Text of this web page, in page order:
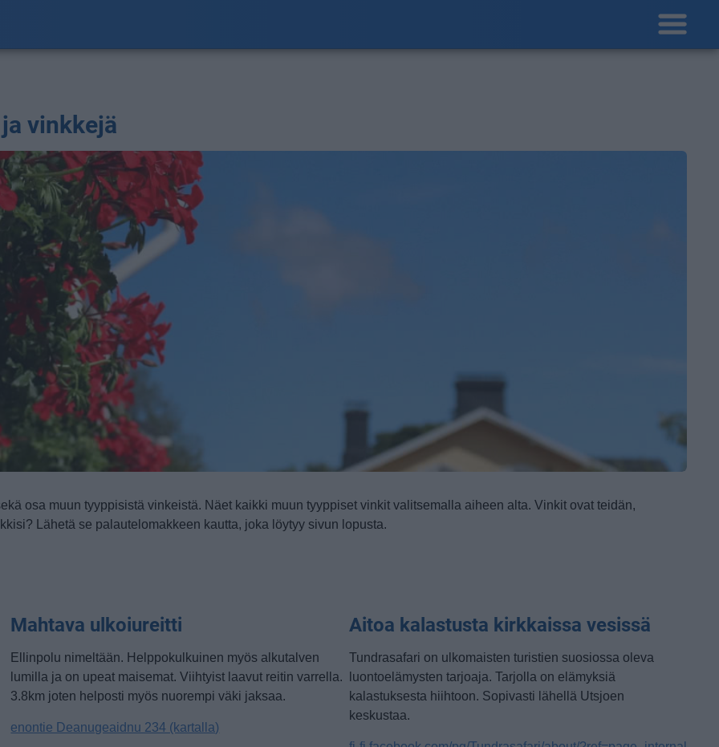
vinkkejä
osa muun tyyppisistä vinkeistä. Näet kaikki muun tyyppiset vinkit valitsemalla aiheen alta. Vinkit ovat teidän,
Lähetä se palautelomakkeen kautta, joka löytyy sivun lopusta.
Mahtava ulkoiureitti
Ellinpolu nimeltään. Helppokulkuinen myös alkutalven
lumilla ja on upeat maisemat. Viihtyist laavut reitin varrella.
3.8km joten helposti myös nuorempi väki jaksaa.
enontie Deanugeaidnu 234 (kartalla)
Aitoa kalastusta kirkkaissa vesissä
Tundrasafari on ulkomaisten turistien suosiossa oleva
luontoelämysten tarjoaja. Tarjolla on elämyksiä
kalastuksesta hiihtoon. Sopivasti lähellä Utsjoen
keskustaa.